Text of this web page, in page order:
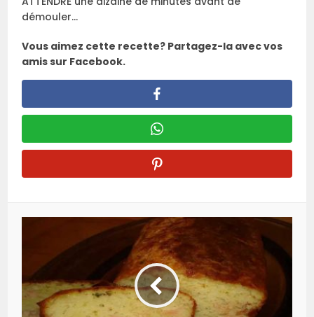
démouler…
Vous aimez cette recette? Partagez-la avec vos
amis sur Facebook.